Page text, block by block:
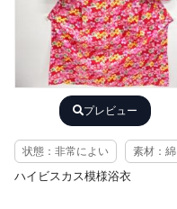
プレビュー
状態：非常によい 素材：綿
ハイビスカス模様浴衣